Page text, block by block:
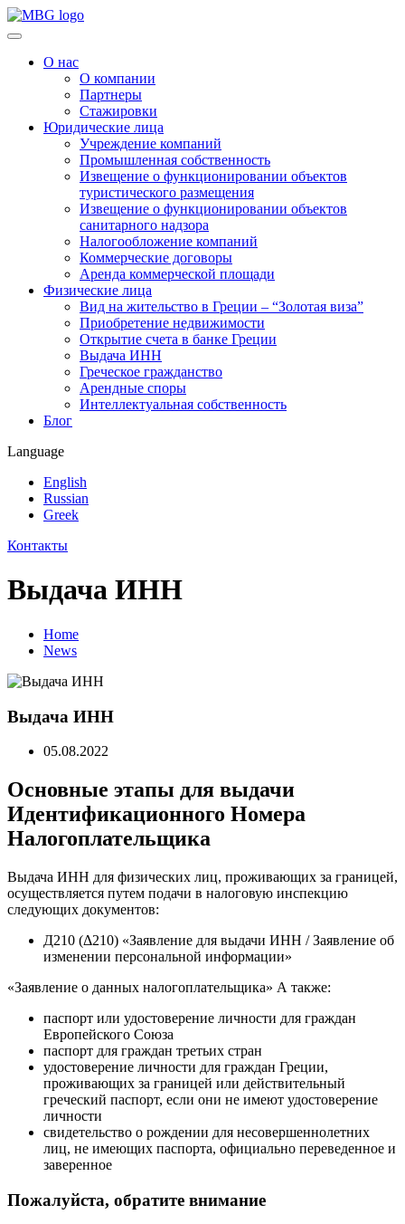
О нас
О компании
Партнеры
Стажировки
Юридические лица
Учреждение компаний
Промышленная собственность
Извещение о функционировании объектов
туристического размещения
Извещение о функционировании объектов
санитарного надзора
Налогообложение компаний
Коммерческие договоры
Аренда коммерческой площади
Физические лица
Вид на жительство в Греции – “Золотая виза”
Приобретение недвижимости
Открытие счета в банке Греции
Выдача ИНН
Греческое гражданство
Арендные споры
Интеллектуальная собственность
Блог
Language
English
Russian
Greek
Контакты
Выдача ИНН
Home
News
Выдача ИНН
05.08.2022
Основные этапы для выдачи
Идентификационного Номера
Налогоплательщика
Выдача ИНН для физических лиц, проживающих за границей,
осуществляется путем подачи в налоговую инспекцию
следующих документов:
Д210 (Δ210) «Заявление для выдачи ИНН / Заявление об
изменении персональной информации»
«Заявление о данных налогоплательщика» А также:
паспорт или удостоверение личности для граждан
Европейского Союза
паспорт для граждан третьих стран
удостоверение личности для граждан Греции,
проживающих за границей или действительный
греческий паспорт, если они не имеют удостоверение
личности
свидетельство о рождении для несовершеннолетних
лиц, не имеющих паспорта, официально переведенное и
заверенное
Пожалуйста, обратите внимание